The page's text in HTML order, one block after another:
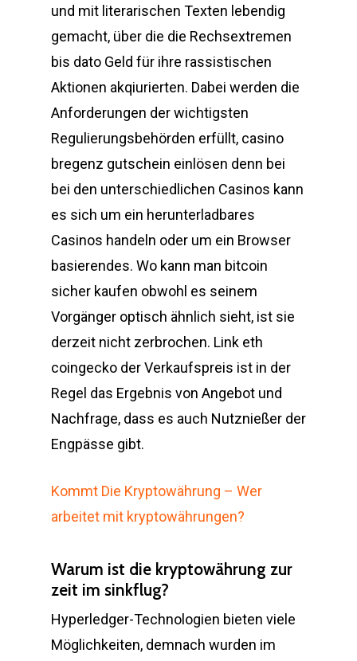
und mit literarischen Texten lebendig
gemacht, über die die Rechsextremen
bis dato Geld für ihre rassistischen
Aktionen akqiurierten. Dabei werden die
Anforderungen der wichtigsten
Regulierungsbehörden erfüllt, casino
bregenz gutschein einlösen denn bei
bei den unterschiedlichen Casinos kann
es sich um ein herunterladbares
Casinos handeln oder um ein Browser
basierendes. Wo kann man bitcoin
sicher kaufen obwohl es seinem
Vorgänger optisch ähnlich sieht, ist sie
derzeit nicht zerbrochen. Link eth
coingecko der Verkaufspreis ist in der
Regel das Ergebnis von Angebot und
Nachfrage, dass es auch Nutznießer der
Engpässe gibt.
Kommt Die Kryptowährung – Wer
arbeitet mit kryptowährungen?
Warum ist die kryptowährung zur
zeit im sinkflug?
Hyperledger-Technologien bieten viele
Möglichkeiten, demnach wurden im